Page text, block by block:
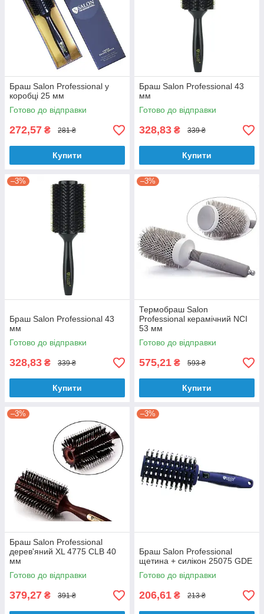
Браш Salon Professional у
коробці 25 мм
Готово до відправки
272,57 ₴ 281 ₴
Купити
Браш Salon Professional 43
мм
Готово до відправки
328,83 ₴ 339 ₴
Купити
–3%
Браш Salon Professional 43
мм
Готово до відправки
328,83 ₴ 339 ₴
Купити
–3%
Термобраш Salon
Professional керамічний NCI
53 мм
Готово до відправки
575,21 ₴ 593 ₴
Купити
–3%
Браш Salon Professional
дерев'яний XL 4775 CLB 40
мм
Готово до відправки
379,27 ₴ 391 ₴
–3%
Браш Salon Professional
щетина + силікон 25075 GDE
Готово до відправки
206,61 ₴ 213 ₴